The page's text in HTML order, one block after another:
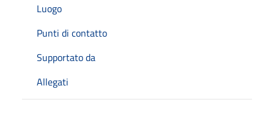
Luogo
Punti di contatto
Supportato da
Allegati